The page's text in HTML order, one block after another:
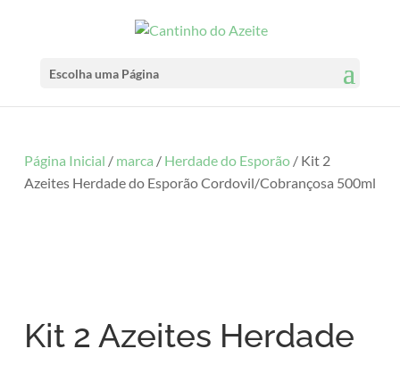
Escolha uma Página
Página Inicial / marca / Herdade do Esporão/ Kit 2
Azeites Herdade do Esporão Cordovil/Cobrançosa 500ml
Kit 2 Azeites Herdade